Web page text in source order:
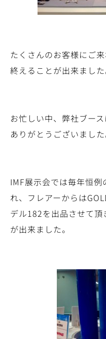
たくさんのお客様にご
終えることが出来ました
お忙しい中、弊社ブー
ありがとうございました
IMF展示会では毎年恒
れ、フレアーからは
デル182を出品させて
が出来ました。